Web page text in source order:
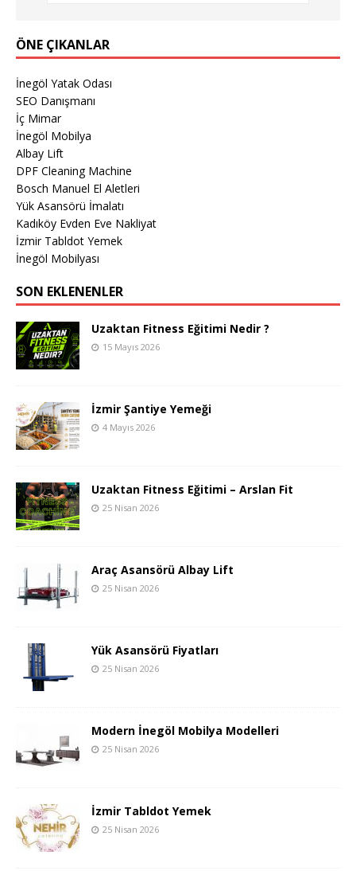
ÖNE ÇIKANLAR
İnegöl Yatak Odası
SEO Danışmanı
İç Mimar
İnegöl Mobilya
Albay Lift
DPF Cleaning Machine
Bosch Manuel El Aletleri
Yük Asansörü İmalatı
Kadıköy Evden Eve Nakliyat
İzmir Tabldot Yemek
İnegöl Mobilyası
SON EKLENENLER
Uzaktan Fitness Eğitimi Nedir ?
15 Mayıs 2026
İzmir Şantiye Yemeği
4 Mayıs 2026
Uzaktan Fitness Eğitimi – Arslan Fit
25 Nisan 2026
Araç Asansörü Albay Lift
25 Nisan 2026
Yük Asansörü Fiyatları
25 Nisan 2026
Modern İnegöl Mobilya Modelleri
25 Nisan 2026
İzmir Tabldot Yemek
25 Nisan 2026